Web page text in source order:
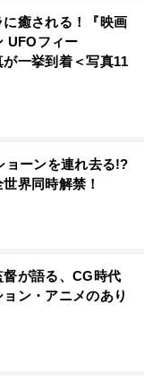
癒される！『映画
UFOフィー
一挙到着＜写真11
ョーンを連れ去る!?
界同時解禁！
が語る、CG時代
ン・アニメのあり